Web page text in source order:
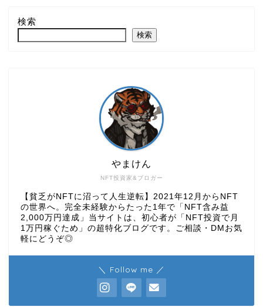
検索
検索
NFT投資家&ブロガー
やまけん
【貧乏がNFTに沼って人生逆転】2021年12月からNFT
の世界へ。完全未経験からたった1年で「NFT含み益
2,000万円達成」当サイトは、初心者が「NFT投資で月
1万円稼ぐため」の超特化ブログです。ご相談・DMお気
軽にどうぞ◎
＼ Follow me ／